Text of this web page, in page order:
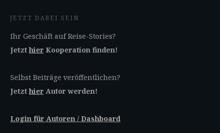
JETZT DABEI SEIN
Ihr Geschäft auf Reise-Stories?
Jetzthier Kooperation finden!
Selbst Beiträge veröffentlichen?
Jetzthier Autor werden!
Login für Autoren / Dashboard